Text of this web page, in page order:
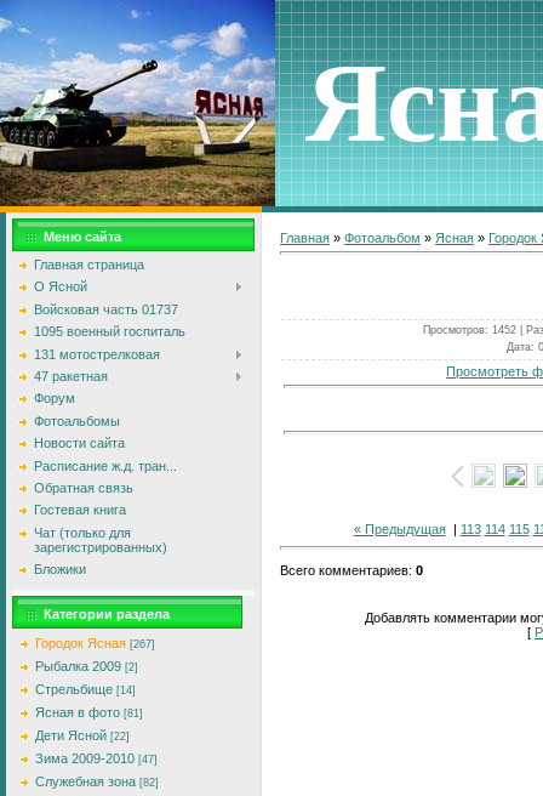
Меню сайта
Главная страница
О Ясной
Войсковая часть 01737
1095 военный госпиталь
131 мотострелковая
47 ракетная
Форум
Фотоальбомы
Новости сайта
Расписание ж.д. тран...
Обратная связь
Гостевая книга
Чат (только для
зарегистрированных)
Бложики
Категории раздела
Городок Ясная [267]
Рыбалка 2009 [2]
Стрельбище [14]
Ясная в фото [81]
Дети Ясной [22]
Зима 2009-2010 [47]
Служебная зона [82]
Главная » Фотоальбом » Ясная » Городок
Просмотров: 1452 |
Дата:
Просмотреть
« Предыдущая| 113 114 115
Всего комментариев: 0
Добавлять комментарии
[